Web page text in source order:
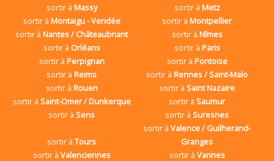
sortir à Massy sortir à Metz
sortir à Montaigu - Vendée sortir àMontpellier
sortir àNantes / Châteaubriant sortir à Nîmes
sortir à Orléans sortir à Paris
sortir à Perpignan sortir à Pontoise
sortir àReims sortir àRennes / Saint-Malo
sortir à Rouen sortir àSaint Nazaire
sortir à Saint-Omer / Dunkerque sortir àSaumur
sortir àSens sortir àSuresnes
sortir àTours
sortir àValence / Guilherand-
Granges
sortir à Valenciennes sortir à Vannes